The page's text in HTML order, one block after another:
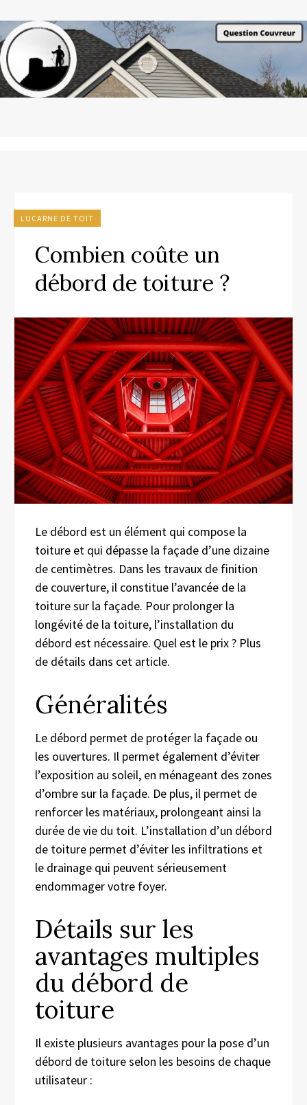
LUCARNE DE TOIT
Combien coûte un
débord de toiture ?
Le débord est un élément qui compose la
toiture et qui dépasse la façade d’une dizaine
de centimètres. Dans les travaux de finition
de couverture, il constitue l’avancée de la
toiture sur la façade. Pour prolonger la
longévité de la toiture, l’installation du
débord est nécessaire. Quel est le prix ? Plus
de détails dans cet article.
Généralités
Le débord permet de protéger la façade ou
les ouvertures. Il permet également d’éviter
l’exposition au soleil, en ménageant des zones
d’ombre sur la façade. De plus, il permet de
renforcer les matériaux, prolongeant ainsi la
durée de vie du toit. L’installation d’un débord
de toiture permet d’éviter les infiltrations et
le drainage qui peuvent sérieusement
endommager votre foyer.
Détails sur les
avantages multiples
du débord de
toiture
Il existe plusieurs avantages pour la pose d’un
débord de toiture selon les besoins de chaque
utilisateur :